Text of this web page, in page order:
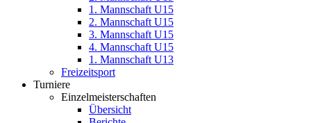
1. Mannschaft U15
2. Mannschaft U15
3. Mannschaft U15
4. Mannschaft U15
1. Mannschaft U13
Freizeitsport
Turniere
Einzelmeisterschaften
Übersicht